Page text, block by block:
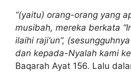
“(yaitu) orang-orang yang
musibah, mereka berkata
ilaihi raji‘un”,
dan kepada-Nyalah kami
Baqarah Ayat 156. Lalu